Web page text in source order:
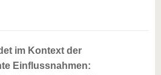
im Kontext der
Einflussnahmen: